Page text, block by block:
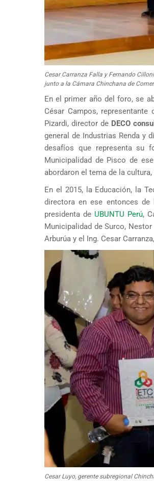
Cesar Carranza Falla y Fernando
junto a la Cámara Chinchana de
En el primer año del foro, se
César Campos,
Pizardi, director de DECO
general de Industrias Renda y
desafíos que representa su
Municipalidad de Pisco de
abordaron el tema de la
En el 2015, la Educación, la
directora en ese entonces de
presidenta de UBUNTU Perú,
Municipalidad de Surco,
Arburúa y el Ing. Cesar
Cesar Luyo, gerente subregional